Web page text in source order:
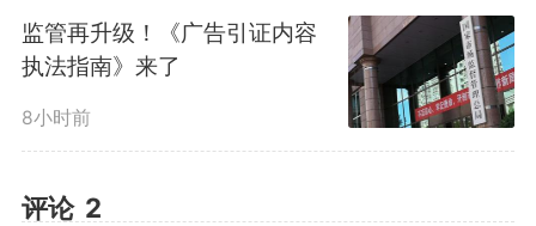
果划定编制范围，确保内容与对外
开放总体目标高度契合。坚守专业
标准，组织质量认证领域国际专家
与专业人才建立专项团队，经过多
监管再升级！《广告引证内容
执法指南》来了
8小时前
评论 2